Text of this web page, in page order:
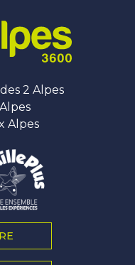
2 Alpes
Alpes